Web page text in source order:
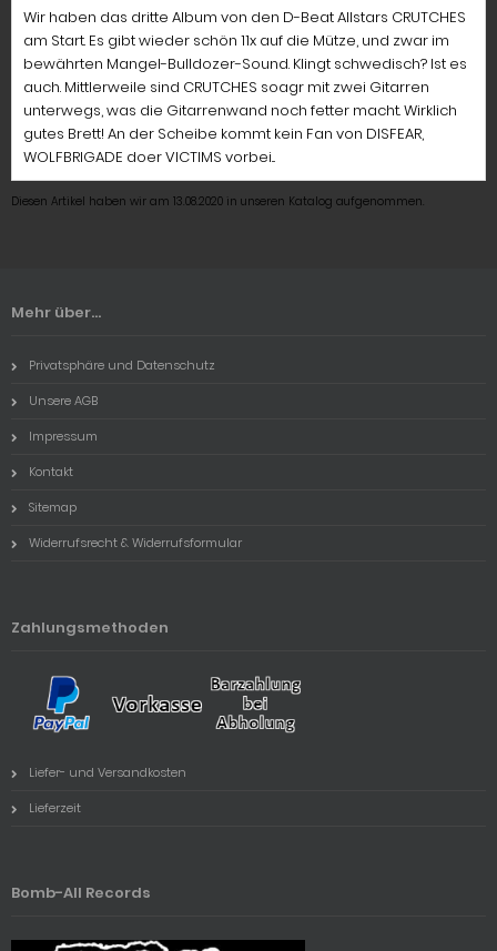
Wir haben das dritte Album von den D-Beat Allstars CRUTCHES
am Start. Es gibt wieder schön 11x auf die Mütze, und zwar im
bewährten Mangel-Bulldozer-Sound. Klingt schwedisch? Ist es
auch. Mittlerweile sind CRUTCHES soagr mit zwei Gitarren
unterwegs, was die Gitarrenwand noch fetter macht. Wirklich
gutes Brett! An der Scheibe kommt kein Fan von DISFEAR,
WOLFBRIGADE doer VICTIMS vorbei...
Diesen Artikel haben wir am 13.08.2020 in unseren Katalog aufgenommen.
Mehr über...
Privatsphäre und Datenschutz
Unsere AGB
Impressum
Kontakt
Sitemap
Widerrufsrecht & Widerrufsformular
Zahlungsmethoden
Liefer- und Versandkosten
Lieferzeit
Bomb-All Records